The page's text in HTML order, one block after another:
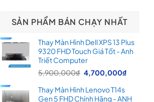
SẢN PHẨM BÁN CHẠY NHẤT
Thay Màn Hình Dell XPS 13 Plus
9320 FHD Touch Giá Tốt - Anh
Triết Computer
5,900,000₫ Giá
là:
4,700,000₫
Thay Màn Hình Lenovo T14s
Gen 5 FHD Chính Hãng - ANH